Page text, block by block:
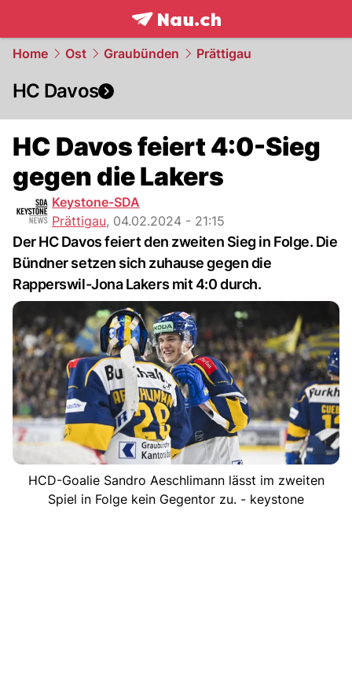
frontpage.NAU.ch
Home Ost Graubünden Prättigau
HC Davos
HC Davos feiert 4:0-Sieg
gegen die Lakers
Keystone-SDA
Prättigau, 04.02.2024 - 21:15
Der HC Davos feiert den zweiten Sieg in Folge. Die
Bündner setzen sich zuhause gegen die
Rapperswil-Jona Lakers mit 4:0 durch.
HCD-Goalie Sandro Aeschlimann lässt im zweiten
Spiel in Folge kein Gegentor zu. - keystone